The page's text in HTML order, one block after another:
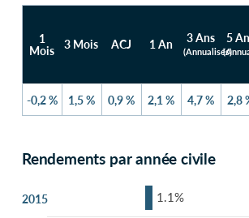
1
Mois 3 Mois ACJ 1 An 3 Ans
(Annualisés)
5
-0,2 % 1,5 % 0,9 % 2,1 % 4,7 % 2,8
Rendements par année civile
1.1%
2015